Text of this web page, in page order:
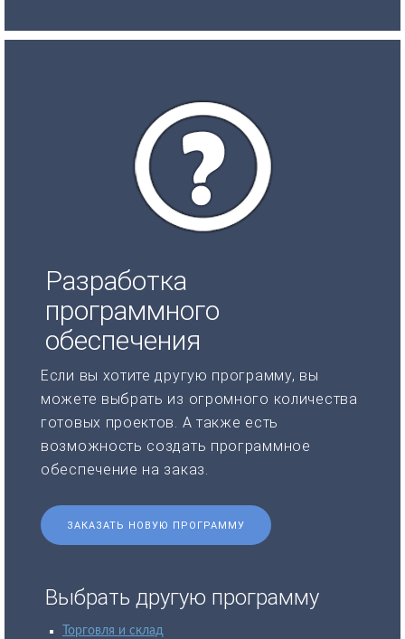
Разработка
программного
обеспечения
Если вы хотите другую программу, вы
можете выбрать из огромного количества
готовых проектов. А также есть
возможность создать программное
обеспечение на заказ.
ЗАКАЗАТЬ НОВУЮ ПРОГРАММУ
Выбрать другую программу
Торговля и склад